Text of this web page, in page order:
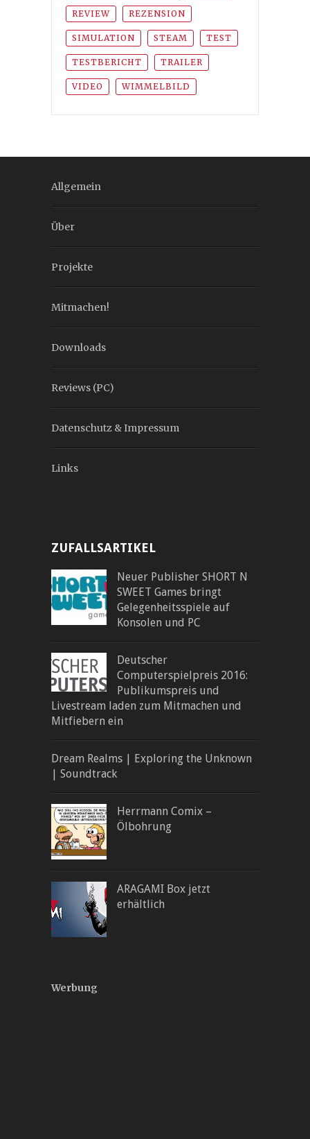
REVIEW REZENSION
SIMULATION STEAM TEST
TESTBERICHT TRAILER
VIDEO WIMMELBILD
Allgemein
Über
Projekte
Mitmachen!
Downloads
Reviews (PC)
Datenschutz & Impressum
Links
ZUFALLSARTIKEL
Neuer Publisher SHORT N
SWEET Games bringt
Gelegenheitsspiele auf
Konsolen und PC
Deutscher
Computerspielpreis 2016:
Publikumspreis und
Livestream laden zum Mitmachen und
Mitfiebern ein
Dream Realms | Exploring the Unknown
| Soundtrack
Herrmann Comix –
Ölbohrung
ARAGAMI Box jetzt
erhältlich
Werbung